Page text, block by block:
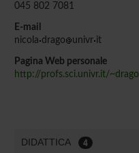
045 802 7081
E-mail
nicola drago univr it
Pagina Web personale
http://profs.sci.univr.it/~drago
DIDATTICA 4